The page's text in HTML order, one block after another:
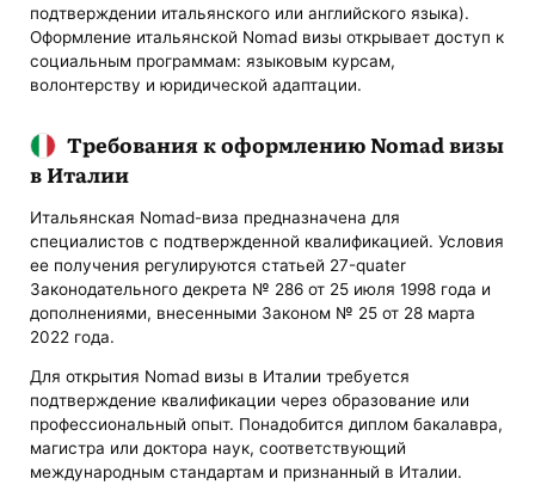
подтверждении итальянского или английского языка).
Оформление итальянской Nomad визы открывает доступ к
социальным программам: языковым курсам,
волонтерству и юридической адаптации.
Требования к оформлению Nomad визы
в Италии
Итальянская Nomad-виза предназначена для
специалистов с подтвержденной квалификацией. Условия
ее получения регулируются статьей 27-quater
Законодательного декрета № 286 от 25 июля 1998 года и
дополнениями, внесенными Законом № 25 от 28 марта
2022 года.
Для открытия Nomad визы в Италии требуется
подтверждение квалификации через образование или
профессиональный опыт. Понадобится диплом бакалавра,
магистра или доктора наук, соответствующий
международным стандартам и признанный в Италии.